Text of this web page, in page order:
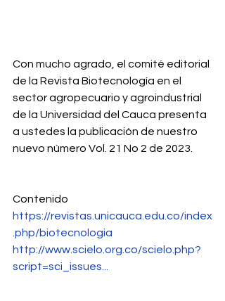
Con mucho agrado, el comité editorial
de la Revista Biotecnología en el
sector agropecuario y agroindustrial
de la Universidad del Cauca presenta
a ustedes la publicación de nuestro
nuevo número Vol. 21 No 2 de 2023.
Contenido
https://revistas.unicauca.edu.co/index
.php/biotecnologia
http://www.scielo.org.co/scielo.php?
script=sci_issues...